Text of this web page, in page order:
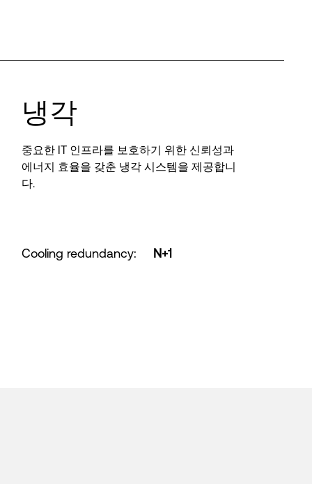
냉각
중요한 IT 인프라를 보호하기 위한 신뢰성과
에너지 효율을 갖춘 냉각 시스템을 제공합니
다.
Cooling redundancy: N+1